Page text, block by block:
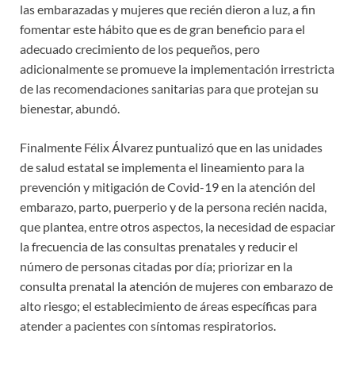
las embarazadas y mujeres que recién dieron a luz, a fin
fomentar este hábito que es de gran beneficio para el
adecuado crecimiento de los pequeños, pero
adicionalmente se promueve la implementación irrestricta
de las recomendaciones sanitarias para que protejan su
bienestar, abundó.
Finalmente Félix Álvarez puntualizó que en las unidades
de salud estatal se implementa el lineamiento para la
prevención y mitigación de Covid-19 en la atención del
embarazo, parto, puerperio y de la persona recién nacida,
que plantea, entre otros aspectos, la necesidad de espaciar
la frecuencia de las consultas prenatales y reducir el
número de personas citadas por día; priorizar en la
consulta prenatal la atención de mujeres con embarazo de
alto riesgo; el establecimiento de áreas específicas para
atender a pacientes con síntomas respiratorios.